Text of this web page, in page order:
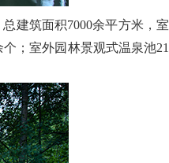
建筑面积7000余平方米，室
；室外园林景观式温泉池21